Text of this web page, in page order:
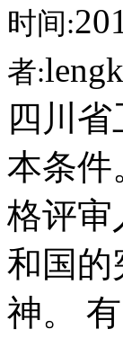
时间:
者:
四川
本条件
格评审
和国的
神。